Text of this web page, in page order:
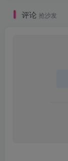
评论 抢沙发